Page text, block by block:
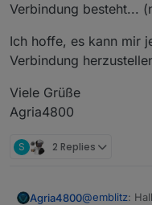
Verbindung besteht...
Ich hoffe, es kann mir
Verbindung
Viele Grüße
Agria4800
S 2 Replies
Agria4800@emblitz: